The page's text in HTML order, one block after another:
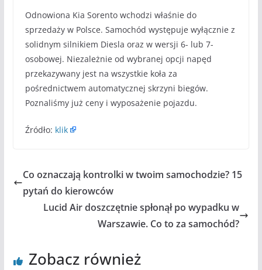
Odnowiona Kia Sorento wchodzi właśnie do
sprzedaży w Polsce. Samochód występuje wyłącznie z
solidnym silnikiem Diesla oraz w wersji 6- lub 7-
osobowej. Niezależnie od wybranej opcji napęd
przekazywany jest na wszystkie koła za
pośrednictwem automatycznej skrzyni biegów.
Poznaliśmy już ceny i wyposażenie pojazdu.
Źródło: klik
Co oznaczają kontrolki w twoim samochodzie? 15
pytań do kierowców
Lucid Air doszczętnie spłonął po wypadku w
Warszawie. Co to za samochód?
Zobacz również